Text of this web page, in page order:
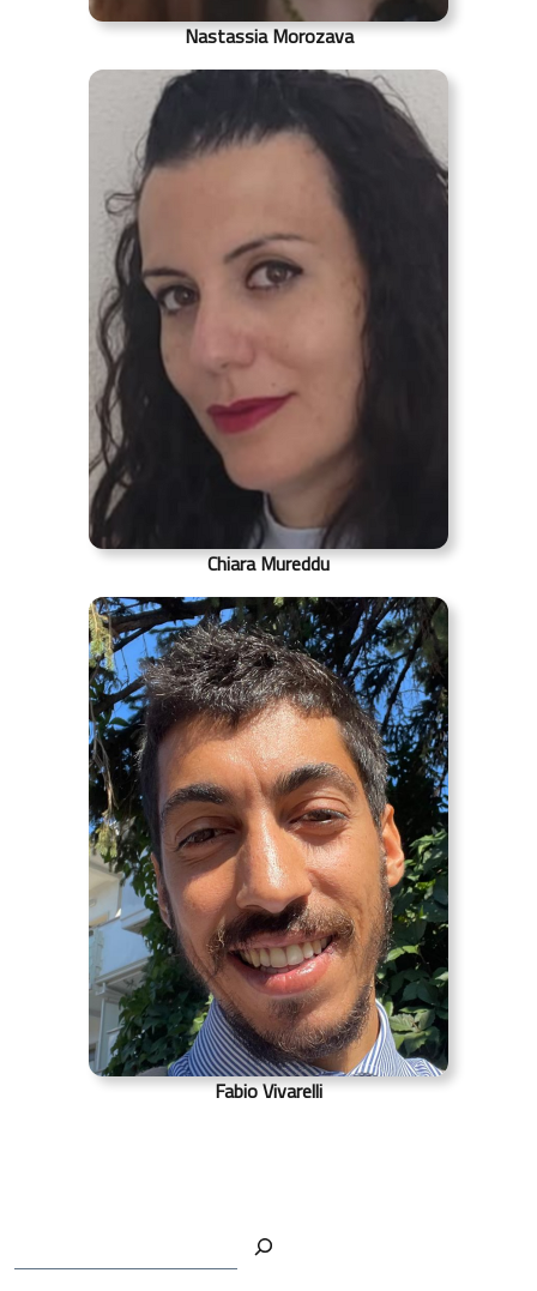
Nastassia Morozava
Chiara Mureddu
Fabio Vivarelli